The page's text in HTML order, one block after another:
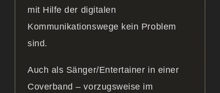
mit Hilfe der digitalen
Kommunikationswege kein Problem
sind.
Auch als Sänger/Entertainer in einer
Coverband – vorzugsweise im